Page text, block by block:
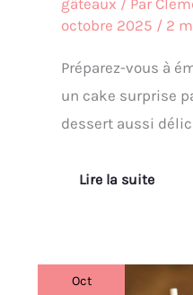
octobre 2025 / 2
Préparez-vous à
un cake surprise
dessert aussi
Lire la suite
Oct